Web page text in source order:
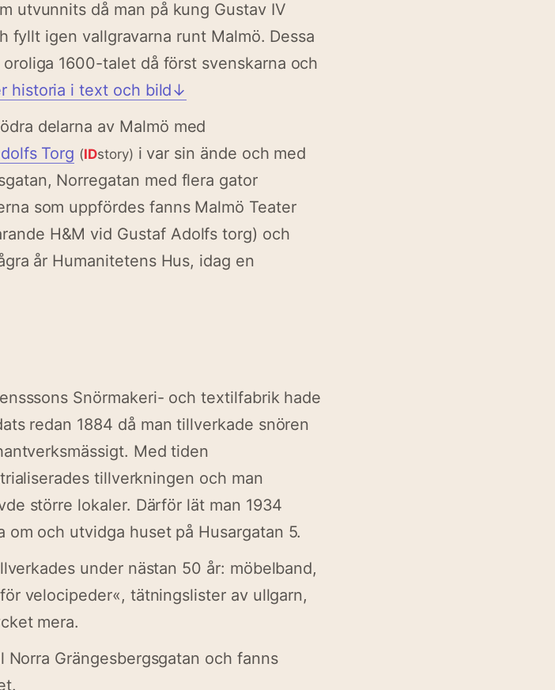
utvunnits då man på kung Gustav IV
fyllt igen vallgravarna runt Malmö. Dessa
1600-talet då först svenskarna och
historia i text och bild↓
delarna av Malmö med
Torg (IDstory) i var sin ände och med
Norregatan med flera gator
som uppfördes fanns Malmö Teater
H&M vid Gustaf Adolfs torg) och
år Humanitetens Hus, idag en
Snörmakeri- och textilfabrik hade
redan 1884 då man tillverkade snören
Med tiden
tillverkningen och man
större lokaler. Därför lät man 1934
om och utvidga huset på Husargatan 5.
under nästan 50 år: möbelband,
velocipeder«, tätningslister av ullgarn,
mera.
Grängesbergsgatan och fanns